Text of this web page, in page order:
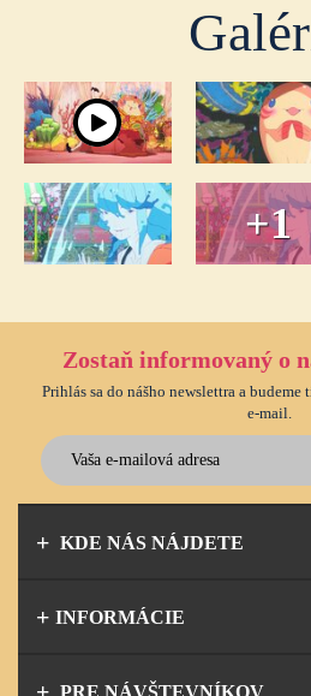
+1
Zostaň informovaný o
Prihlás sa do nášho newslettra a
e-mail.
KDE NÁS NÁJDETE
INFORMÁCIE